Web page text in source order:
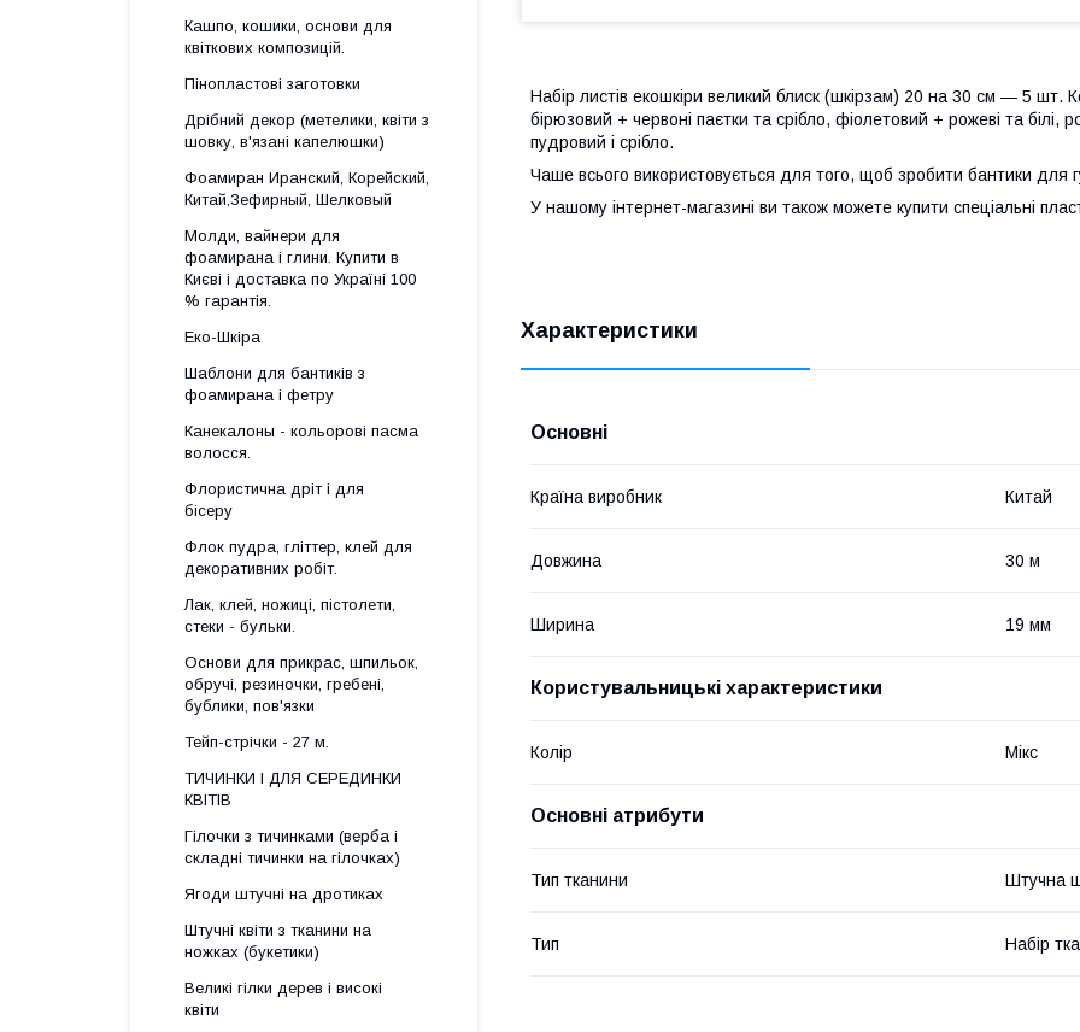
Набір листів екошкіри великий блиск (шкірзам) 20 на 30 см — 5 шт.
бірюзовий + червоні паєтки та срібло, фіолетовий + рожеві та
пудровий і срібло.
Чаше всього використовується для того, щоб зробити бантики для
У нашому інтернет-магазині ви також можете купити спеціальні
Характеристики
Основні
Країна виробник Китай
Довжина 30 м
Ширина 19 мм
Користувальницькі характеристики
Колір Мікс
Основні атрибути
Тип тканини Штучна
Тип Набір
Кашпо, кошики, основи для
квіткових композицій.
Пінопластові заготовки
Дрібний декор (метелики, квіти з
шовку, в'язані капелюшки)
Фоамиран Иранский, Корейский,
Китай,Зефирный, Шелковый
Молди, вайнери для
фоамирана і глини. Купити в
Києві і доставка по Україні 100
% гарантія.
Еко-Шкіра
Шаблони для бантиків з
фоамирана і фетру
Канекалоны - кольорові пасма
волосся.
Флористична дріт і для
бісеру
Флок пудра, гліттер, клей для
декоративних робіт.
Лак, клей, ножиці, пістолети,
стеки - бульки.
Основи для прикрас, шпильок,
обручі, резиночки, гребені,
бублики, пов'язки
Тейп-стрічки - 27 м.
ТИЧИНКИ І ДЛЯ СЕРЕДИНКИ
КВІТІВ
Гілочки з тичинками (верба і
складні тичинки на гілочках)
Ягоди штучні на дротиках
Штучні квіти з тканини на
ножках (букетики)
Великі гілки дерев і високі
квіти